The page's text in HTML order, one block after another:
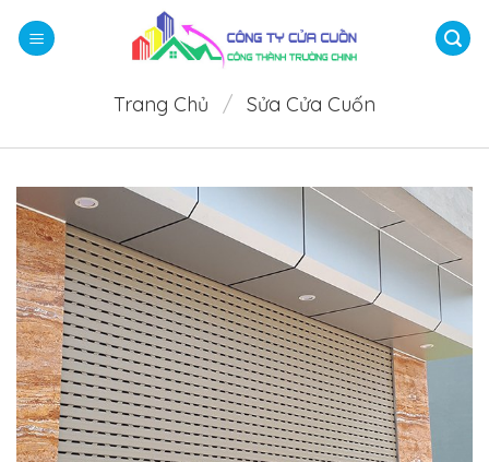
qua
Trang Chủ / Sửa Cửa Cuốn